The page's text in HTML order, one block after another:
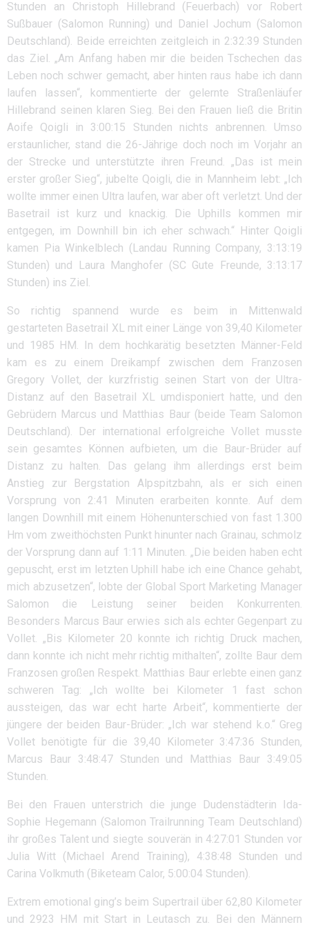
Stunden an Christoph Hillebrand (Feuerbach) vor Robert
Sußbauer (Salomon Running) und Daniel Jochum (Salomon
Deutschland). Beide erreichten zeitgleich in 2:32:39 Stunden
das Ziel. „Am Anfang haben mir die beiden Tschechen das
Leben noch schwer gemacht, aber hinten raus habe ich dann
laufen lassen“, kommentierte der gelernte Straßenläufer
Hillebrand seinen klaren Sieg. Bei den Frauen ließ die Britin
Aoife Qoigli in 3:00:15 Stunden nichts anbrennen. Umso
erstaunlicher, stand die 26-Jährige doch noch im Vorjahr an
der Strecke und unterstützte ihren Freund. „Das ist mein
erster großer Sieg“, jubelte Qoigli, die in Mannheim lebt: „Ich
wollte immer einen Ultra laufen, war aber oft verletzt. Und der
Basetrail ist kurz und knackig. Die Uphills kommen mir
entgegen, im Downhill bin ich eher schwach.“ Hinter Qoigli
kamen Pia Winkelblech (Landau Running Company, 3:13:19
Stunden) und Laura Manghofer (SC Gute Freunde, 3:13:17
Stunden) ins Ziel.
So richtig spannend wurde es beim in Mittenwald
gestarteten Basetrail XL mit einer Länge von 39,40 Kilometer
und 1985 HM. In dem hochkarätig besetzten Männer-Feld
kam es zu einem Dreikampf zwischen dem Franzosen
Gregory Vollet, der kurzfristig seinen Start von der Ultra-
Distanz auf den Basetrail XL umdisponiert hatte, und den
Gebrüdern Marcus und Matthias Baur (beide Team Salomon
Deutschland). Der international erfolgreiche Vollet musste
sein gesamtes Können aufbieten, um die Baur-Brüder auf
Distanz zu halten. Das gelang ihm allerdings erst beim
Anstieg zur Bergstation Alpspitzbahn, als er sich einen
Vorsprung von 2:41 Minuten erarbeiten konnte. Auf dem
langen Downhill mit einem Höhenunterschied von fast 1.300
Hm vom zweithöchsten Punkt hinunter nach Grainau, schmolz
der Vorsprung dann auf 1:11 Minuten. „Die beiden haben echt
gepuscht, erst im letzten Uphill habe ich eine Chance gehabt,
mich abzusetzen“, lobte der Global Sport Marketing Manager
Salomon die Leistung seiner beiden Konkurrenten.
Besonders Marcus Baur erwies sich als echter Gegenpart zu
Vollet. „Bis Kilometer 20 konnte ich richtig Druck machen,
dann konnte ich nicht mehr richtig mithalten“, zollte Baur dem
Franzosen großen Respekt. Matthias Baur erlebte einen ganz
schweren Tag: „Ich wollte bei Kilometer 1 fast schon
aussteigen, das war echt harte Arbeit“, kommentierte der
jüngere der beiden Baur-Brüder: „Ich war stehend k.o.“ Greg
Vollet benötigte für die 39,40 Kilometer 3:47:36 Stunden,
Marcus Baur 3:48:47 Stunden und Matthias Baur 3:49:05
Stunden.
Bei den Frauen unterstrich die junge Dudenstädterin Ida-
Sophie Hegemann (Salomon Trailrunning Team Deutschland)
ihr großes Talent und siegte souverän in 4:27:01 Stunden vor
Julia Witt (Michael Arend Training), 4:38:48 Stunden und
Carina Volkmuth (Biketeam Calor, 5:00:04 Stunden).
Extrem emotional ging’s beim Supertrail über 62,80 Kilometer
und 2923 HM mit Start in Leutasch zu. Bei den Männern